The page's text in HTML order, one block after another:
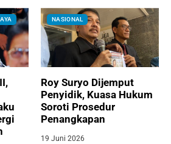
NASIONAL
Roy Suryo Dijemput
Penyidik, Kuasa Hukum
Soroti Prosedur
Penangkapan
19 Juni 2026